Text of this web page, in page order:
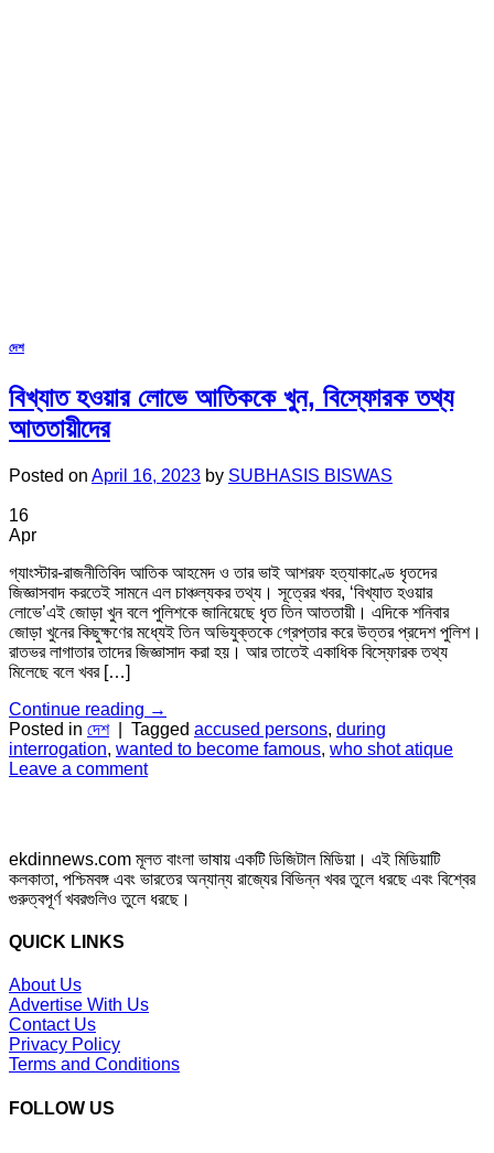
দেশ
বিখ্যাত হওয়ার লোভে আতিককে খুন, বিস্ফোরক তথ্য
আততায়ীদের
Posted on April 16, 2023 by SUBHASIS BISWAS
16
Apr
গ্যাংস্টার-রাজনীতিবিদ আতিক আহমেদ ও তার ভাই আশরফ হত্যাকাণ্ডে ধৃতদের
জিজ্ঞাসবাদ করতেই সামনে এল চাঞ্চল্যকর তথ্য। সূত্রের খবর, ‘বিখ্যাত হওয়ার
লোভে’এই জোড়া খুন বলে পুলিশকে জানিয়েছে ধৃত তিন আততায়ী। এদিকে শনিবার
জোড়া খুনের কিছুক্ষণের মধ্যেই তিন অভিযুক্তকে গ্রেপ্তার করে উত্তর প্রদেশ পুলিশ।
রাতভর লাগাতার তাদের জিজ্ঞাসাদ করা হয়। আর তাতেই একাধিক বিস্ফোরক তথ্য
মিলেছে বলে খবর […]
Continue reading →
Posted in দেশ Tagged accused persons, during
interrogation, wanted to become famous, who shot atique
Leave a comment
ekdinnews.com মূলত বাংলা ভাষায় একটি ডিজিটাল মিডিয়া। এই মিডিয়াটি
কলকাতা, পশ্চিমবঙ্গ এবং ভারতের অন্যান্য রাজ্যের বিভিন্ন খবর তুলে ধরছে এবং বিশ্বের
গুরুত্বপূর্ণ খবরগুলিও তুলে ধরছে।
QUICK LINKS
About Us
Advertise With Us
Contact Us
Privacy Policy
Terms and Conditions
FOLLOW US